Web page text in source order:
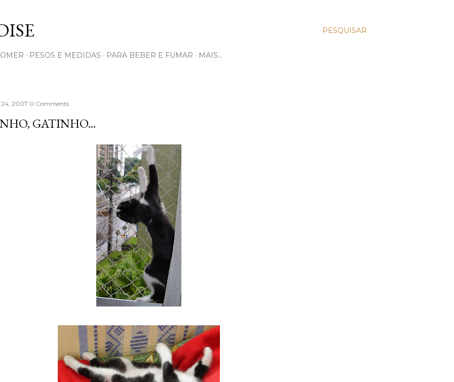
PESQUISAR
PESOS E MEDIDAS PARA BEBER E FUMAR MAIS…
2007 0 Comments
GATINHO...